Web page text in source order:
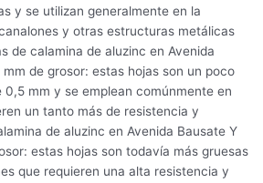
y se utilizan generalmente en la
y otras estructuras metálicas
de calamina de aluzinc en Avenida
de grosor: estas hojas son un poco
0,5 mm y se emplean comúnmente en
un tanto más de resistencia y
de aluzinc en Avenida Bausate Y
estas hojas son todavía más gruesas
que requieren una alta resistencia y